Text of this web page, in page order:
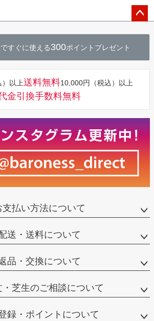
へ
すぐに使える300ポイントプレゼント
）以上送料無料10,000円（税込）以上
金引換手数料無料
支払い方法について
送・送料について
品・交換について
・芝生のご相談について
録・ポイントについて